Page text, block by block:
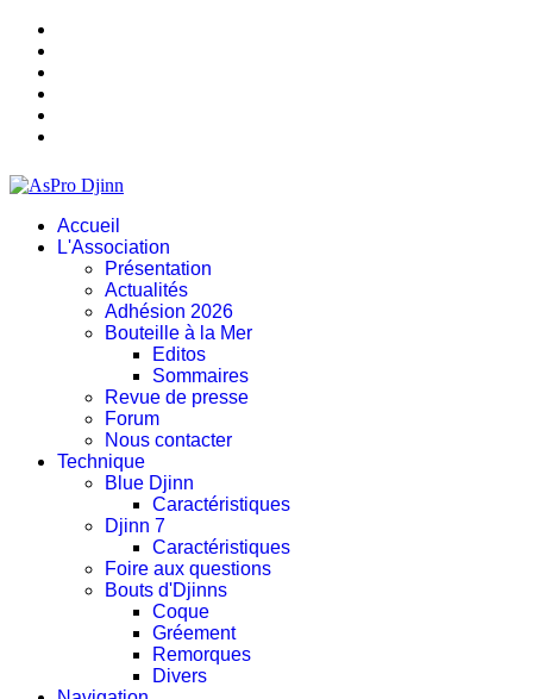
Accueil
L'Association
Présentation
Actualités
Adhésion 2026
Bouteille à la Mer
Editos
Sommaires
Revue de presse
Forum
Nous contacter
Technique
Blue Djinn
Caractéristiques
Djinn 7
Caractéristiques
Foire aux questions
Bouts d'Djinns
Coque
Gréement
Remorques
Divers